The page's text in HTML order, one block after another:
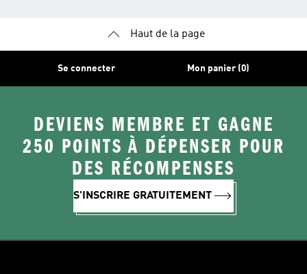
Haut de la page
Se connecter Mon panier (0)
DEVIENS MEMBRE ET GAGNE
250 POINTS À DÉPENSER POUR
DES RÉCOMPENSES
S'INSCRIRE GRATUITEMENT